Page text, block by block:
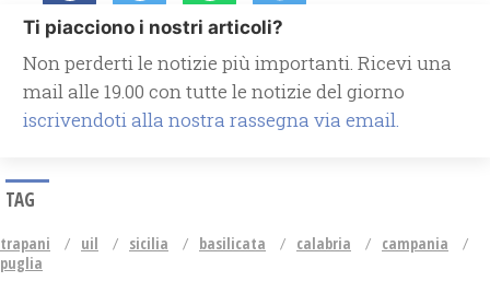
Ti piacciono i nostri articoli?
Non perderti le notizie più importanti. Ricevi una
mail alle 19.00 con tutte le notizie del giorno
iscrivendoti alla nostra rassegna via email.
TAG
trapani uil sicilia basilicata calabria
campania
puglia